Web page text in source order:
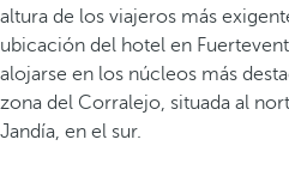
altura de los viajeros más
ubicación del hotel en
alojarse en los núcleos más
zona del Corralejo, situada al
Jandía, en el sur.